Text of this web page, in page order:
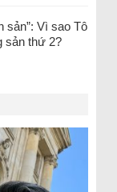
sản”: Vì sao Tô
sản thứ 2?